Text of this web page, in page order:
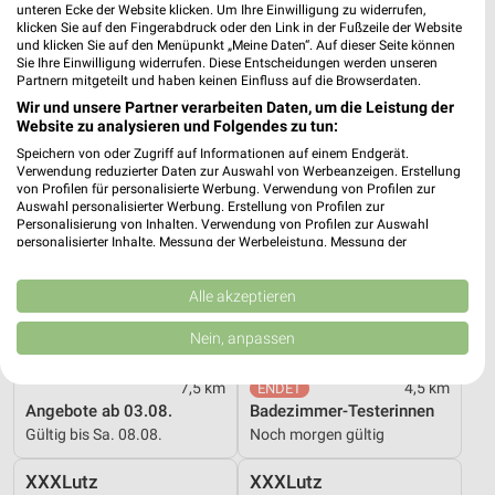
Gültig bis Sa. 08.08. Gültig bis Mi. 12.08.
REWE
7,5 km
Angebote ab 03.08.
Gültig bis Sa. 08.08.
XXXLutz
4,5 km
Badezimmer-Testerinnen
Noch morgen gültig
XXXLutz XXXLutz
unteren Ecke der Website klicken. Um Ihre Einwilligung zu widerrufen,
klicken Sie auf den Fingerabdruck oder den Link in der Fußzeile der Website
und klicken Sie auf den Menüpunkt „Meine Daten“. Auf dieser Seite können
Sie Ihre Einwilligung widerrufen. Diese Entscheidungen werden unseren
Partnern mitgeteilt und haben keinen Einfluss auf die Browserdaten.
Wir und unsere Partner verarbeiten Daten, um die Leistung der
Website zu analysieren und Folgendes zu tun:
Speichern von oder Zugriff auf Informationen auf einem Endgerät.
Verwendung reduzierter Daten zur Auswahl von Werbeanzeigen. Erstellung
von Profilen für personalisierte Werbung. Verwendung von Profilen zur
Auswahl personalisierter Werbung. Erstellung von Profilen zur
Personalisierung von Inhalten. Verwendung von Profilen zur Auswahl
personalisierter Inhalte. Messung der Werbeleistung. Messung der
Kombinationen von Daten aus verschiedenen Quellen. Entwicklung und
Verbesserung der Angebote. Verwendung reduzierter Daten zur Auswahl
von Inhalten.
Daten können außerhalb der Europäischen Union weitergegeben und in die
Website/App.
Partnerliste anzeigen (1 IAB-Anbieter)
Wir nutzen Ihre Daten für folgende Zwecke:
IAB-Verarbeitungszwecke:
Alle akzeptieren
Nein, anpassen